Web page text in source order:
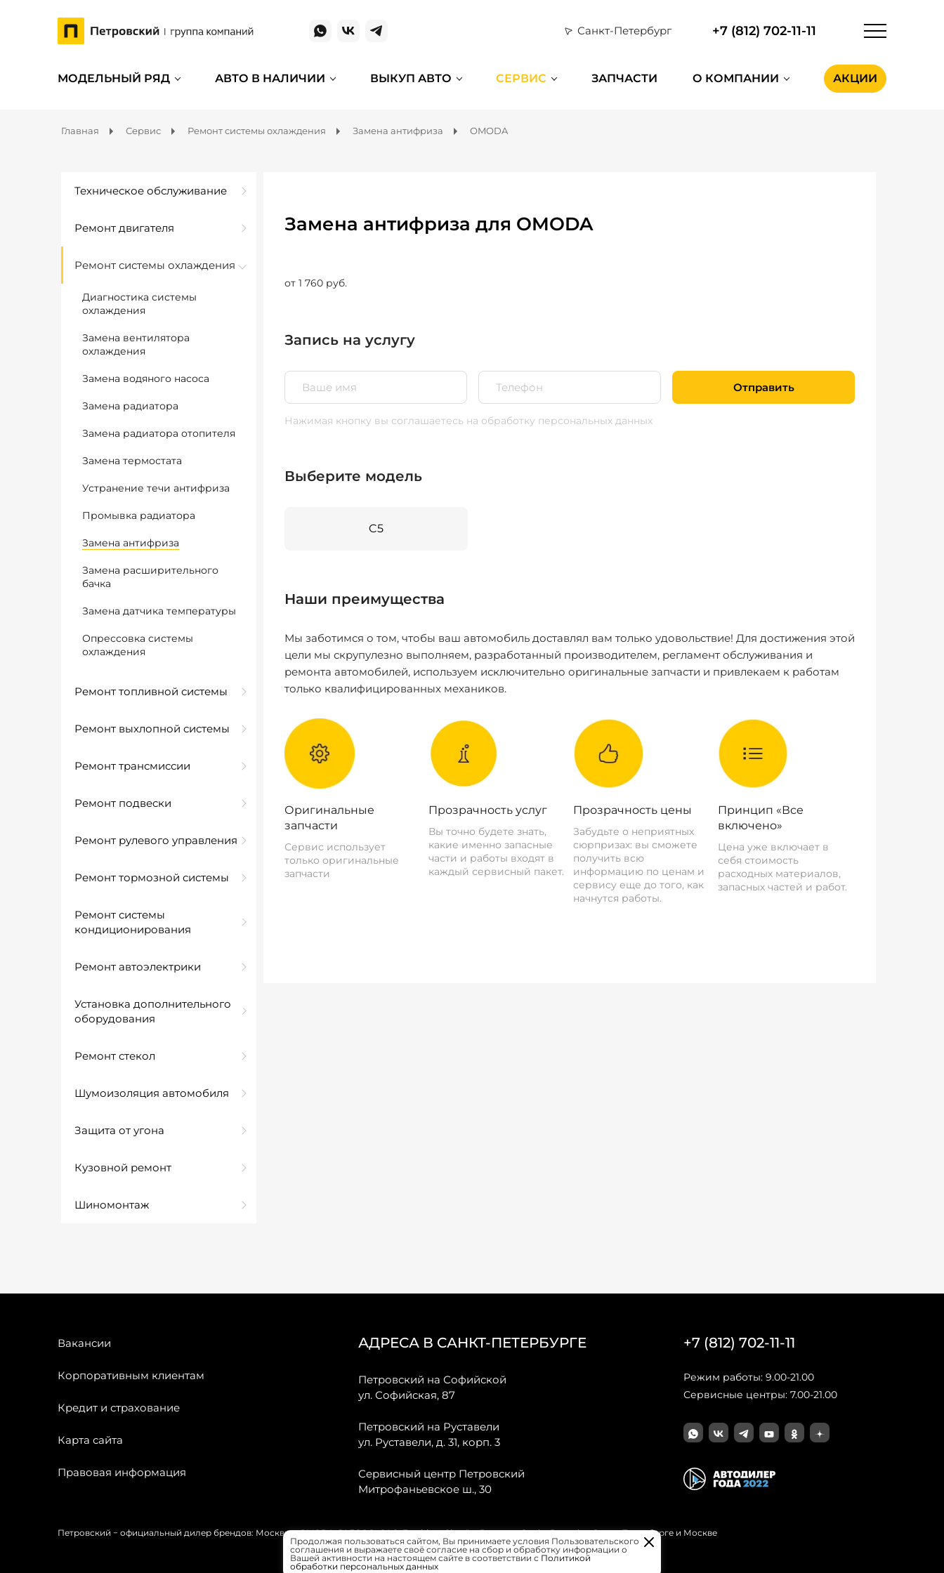
Санкт-Петербург +7 (812) 702-11-11
МОДЕЛЬНЫЙ РЯД АВТО В НАЛИЧИИ ВЫКУП АВТО СЕРВИС ЗАПЧАСТИ О КОМПАНИИ АКЦИИ
Главная Сервис Ремонт системы охлаждения Замена антифриза OMODA
Техническое обслуживание
Ремонт двигателя
Ремонт системы охлаждения
Диагностика системы
охлаждения
Замена вентилятора
охлаждения
Замена водяного насоса
Замена радиатора
Замена радиатора отопителя
Замена термостата
Устранение течи антифриза
Промывка радиатора
Замена антифриза
Замена расширительного
бачка
Замена датчика температуры
Опрессовка системы
охлаждения
Ремонт топливной системы
Ремонт выхлопной системы
Ремонт трансмиссии
Ремонт подвески
Ремонт рулевого управления
Ремонт тормозной системы
Ремонт системы
кондиционирования
Ремонт автоэлектрики
Установка дополнительного
оборудования
Ремонт стекол
Шумоизоляция автомобиля
Защита от угона
Кузовной ремонт
Шиномонтаж
Замена антифриза для OMODA
от 1 760 руб.
Запись на услугу
Отправить
Нажимая кнопку вы соглашаетесь на обработку персональных данных
Выберите модель
C5
Наши преимущества
Мы заботимся о том, чтобы ваш автомобиль доставлял вам только удовольствие! Для достижения этой
цели мы скрупулезно выполняем, разработанный производителем, регламент обслуживания и
ремонта автомобилей, используем исключительно оригинальные запчасти и привлекаем к работам
только квалифицированных механиков.
Оригинальные
запчасти
Сервис использует
только оригинальные
запчасти
Прозрачность услуг
Вы точно будете знать,
какие именно запасные
части и работы входят в
каждый сервисный пакет.
Прозрачность цены
Забудьте о неприятных
сюрпризах: вы сможете
получить всю
информацию по ценам и
сервису еще до того, как
начнутся работы.
Принцип «Все
включено»
Цена уже включает в
себя стоимость
расходных материалов,
запасных частей и работ.
Вакансии
Корпоративным клиентам
Кредит и страхование
Карта сайта
Правовая информация
АДРЕСА В САНКТ-ПЕТЕРБУРГЕ
Петровский на Софийской
ул. Софийская, 87
Петровский на Руставели
ул. Руставели, д. 31, корп. 3
Сервисный центр Петровский
Митрофаньевское ш., 30
+7 (812) 702-11-11
Режим работы: 9.00-21.00
Сервисные центры: 7.00-21.00
Петровский − официальный дилер брендов: Москвич, OMODA, JAECOO, GAC, Forthing, Citroёn, Peugeot, Opel и Renault в Санкт-Петербурге и Москве
Продолжая пользоваться сайтом, Вы принимаете условия Пользовательского
соглашения и выражаете своё согласие на сбор и обработку информации о
Вашей активности на настоящем сайте в соответствии с Политикой
обработки персональных данных